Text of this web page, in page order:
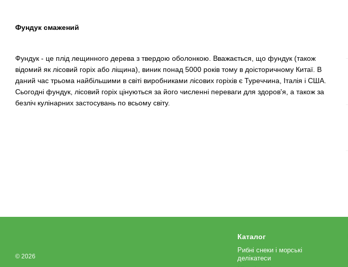
Фундук смажений
Фундук - це плід лещинного дерева з твердою оболонкою. Вважається, що фундук (також
відомий як лісовий горіх або ліщина), виник понад 5000 років тому в доісторичному Китаї. В
даний час трьома найбільшими в світі виробниками лісових горіхів є Туреччина, Італія і США.
Сьогодні фундук, лісовий горіх цінуються за його численні переваги для здоров'я, а також за
безліч кулінарних застосувань по всьому світу.
© 2026
Каталог
Рибні снеки і морські
делікатеси